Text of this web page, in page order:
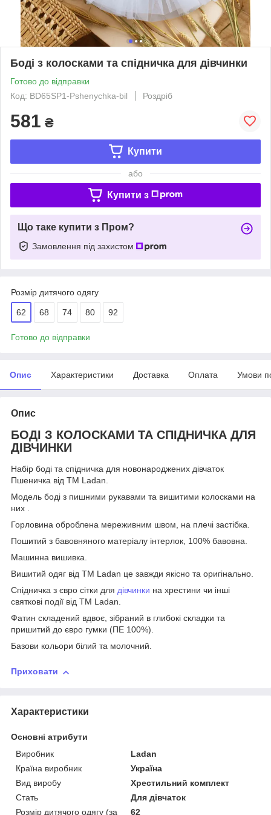
Боді з колосками та спідничка для дівчинки
Готово до відправки
Код: BD65SP1-Pshenychka-bil
Роздріб
581 ₴
Купити
або
Купити з
Що таке купити з Пром?
Замовлення під захистом
Розмір дитячого одягу
62 68 74 80 92
Готово до відправки
Опис Характеристики Доставка Оплата Умови
Опис
БОДІ З КОЛОСКАМИ ТА СПІДНИЧКА ДЛЯ
ДІВЧИНКИ
Набір боді та спідничка для новонароджених дівчаток
Пшеничка від ТМ Ladan.
Модель боді з пишними рукавами та вишитими колосками на
них .
Горловина оброблена мереживним швом, на плечі застібка.
Пошитий з бавовняного матеріалу інтерлок, 100% бавовна.
Машинна вишивка.
Вишитий одяг від ТМ Ladan це завжди якісно та оригінально.
Спідничка з євро сітки для дівчинки на хрестини чи інші
святкові події від ТМ Ladan.
Фатин складений вдвоє, зібраний в глибокі складки та
пришитий до євро гумки (ПЕ 100%).
Базови кольори білий та молочний.
Приховати
Характеристики
Основні атрибути
Виробник
Ladan
Країна виробник
Україна
Вид виробу
Хрестильний комплект
Стать
Для дівчаток
Розмір дитячого одягу (за
62